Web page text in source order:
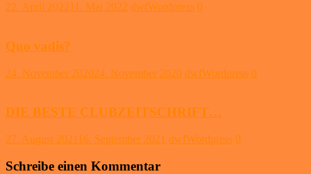
22. April 202211. Mai 2022 dwfWordpress 0
Quo vadis?
24. November 202024. November 2020 dwfWordpress 0
DIE BESTE CLUBZEITSCHRIFT…
27. August 2021 16. September 2021 dwfWordpress 0
Schreibe einen Kommentar